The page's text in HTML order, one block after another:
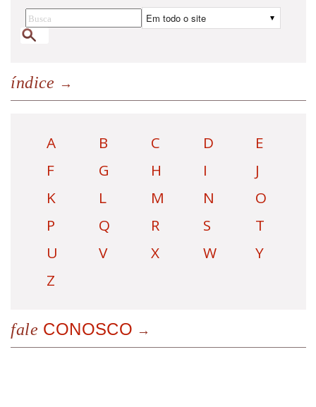
índice
A B C D
E
F
G H I
J
K
L M N
O
P
Q R S
T
U
V X W
Y
Z
fale CONOSCO